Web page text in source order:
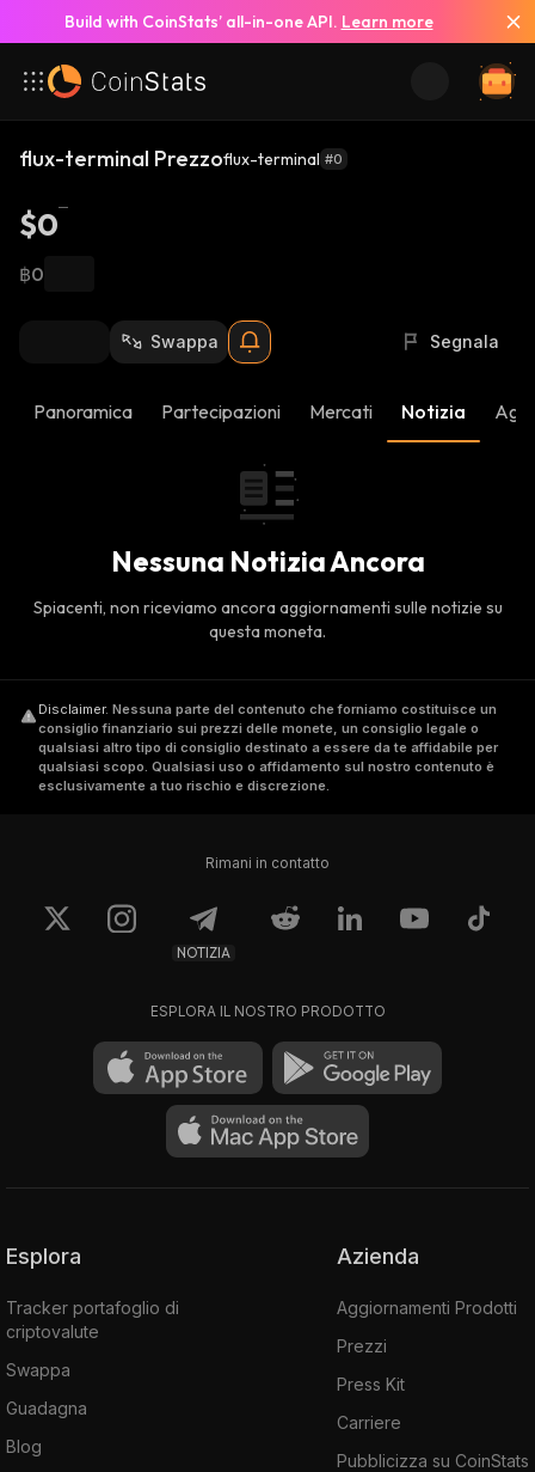
Build with CoinStats’ all-in-one API. Learn more
flux-terminal Prezzoflux-terminal #0
$0
฿0
Swappa Segnala
Panoramica Partecipazioni Mercati Notizia
Nessuna Notizia Ancora
Spiacenti, non riceviamo ancora aggiornamenti sulle notizie su
questa moneta.
Disclaimer. Nessuna parte del contenuto che forniamo costituisce un
consiglio finanziario sui prezzi delle monete, un consiglio legale o
qualsiasi altro tipo di consiglio destinato a essere da te affidabile per
qualsiasi scopo. Qualsiasi uso o affidamento sul nostro contenuto è
esclusivamente a tuo rischio e discrezione.
Rimani in contatto
NOTIZIA
ESPLORA IL NOSTRO PRODOTTO
Esplora
Tracker portafoglio di
criptovalute
Swappa
Guadagna
Blog
Azienda
Aggiornamenti Prodotti
Prezzi
Press Kit
Carriere
Pubblicizza su CoinStats